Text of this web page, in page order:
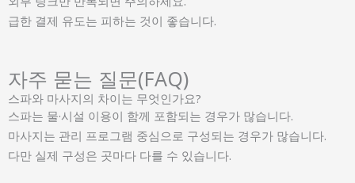
급한 결제 유도는 피하는 것이 좋습니다.
자주 묻는 질문(FAQ)
스파와 마사지의 차이는 무엇인가요?
스파는 물·시설 이용이 함께 포함되는 경우가 많습니다.
마사지는 관리 프로그램 중심으로 구성되는 경우가 많습니다.
다만 실제 구성은 곳마다 다를 수 있습니다.